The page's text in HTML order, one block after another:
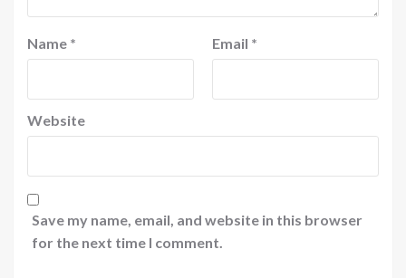
Name * Email *
Website
Save my name, email, and website in this browser
for the next time I comment.